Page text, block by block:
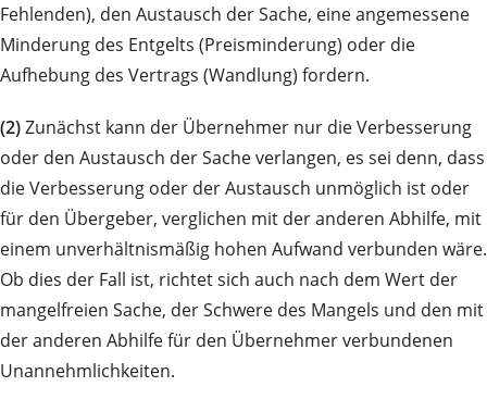
Fehlenden), den Austausch der Sache, eine angemessene
Minderung des Entgelts (Preisminderung) oder die
Aufhebung des Vertrags (Wandlung) fordern.
(2)Zunächst kann der Übernehmer nur die Verbesserung
oder den Austausch der Sache verlangen, es sei denn, dass
die Verbesserung oder der Austausch unmöglich ist oder
für den Übergeber, verglichen mit der anderen Abhilfe, mit
einem unverhältnismäßig hohen Aufwand verbunden wäre.
Ob dies der Fall ist, richtet sich auch nach dem Wert der
mangelfreien Sache, der Schwere des Mangels und den mit
der anderen Abhilfe für den Übernehmer verbundenen
Unannehmlichkeiten.